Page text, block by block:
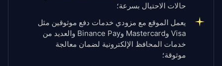
حالات الاحتيال بسرعة؛
يعمل الموقع مع مزودي خدمات دفع موثوقين مثل
Visa وMastercard وBinance Pay والعديد من
خدمات المحافظ الإلكترونية لضمان معالجة
موثوقة؛